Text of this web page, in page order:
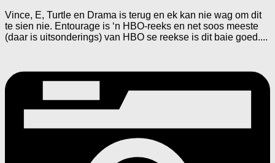
Vince, E, Turtle en Drama is terug en ek kan nie wag om dit
te sien nie. Entourage is ‘n HBO-reeks en net soos meeste
(daar is uitsonderings) van HBO se reekse is dit baie goed....